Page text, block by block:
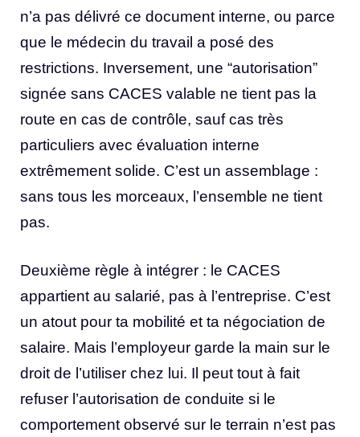
n’a pas délivré ce document interne, ou parce
que le médecin du travail a posé des
restrictions. Inversement, une “autorisation”
signée sans CACES valable ne tient pas la
route en cas de contrôle, sauf cas très
particuliers avec évaluation interne
extrêmement solide. C’est un assemblage :
sans tous les morceaux, l’ensemble ne tient
pas.
Deuxième règle à intégrer : le CACES
appartient au salarié, pas à l’entreprise. C’est
un atout pour ta mobilité et ta négociation de
salaire. Mais l’employeur garde la main sur le
droit de l’utiliser chez lui. Il peut tout à fait
refuser l’autorisation de conduite si le
comportement observé sur le terrain n’est pas